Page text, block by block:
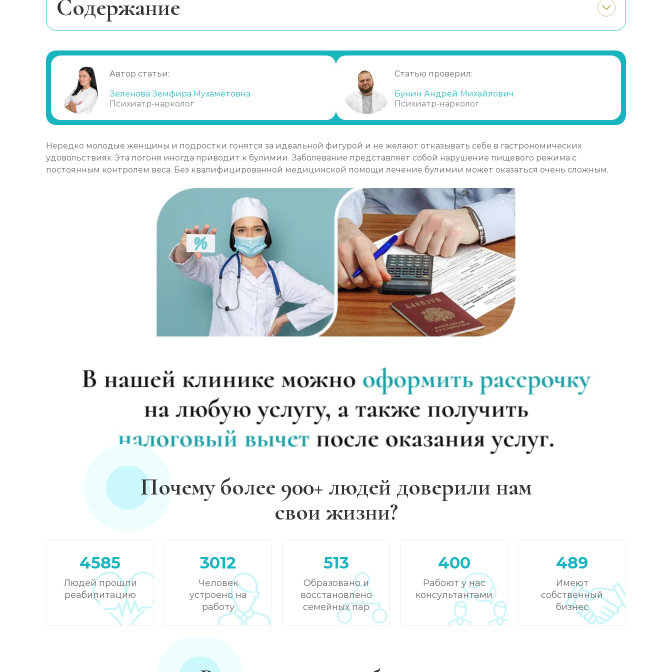
Cодержание
Методы лечения булимии
Способы лечения
Длительность лечения и восстановления
Автор статьи:
Зеленова Земфира Мухаметовна
Психиатр-нарколог
Статью проверил:
Бунин Андрей Михайлович
Психиатр-нарколог
Нередко молодые женщины и подростки гонятся за идеальной фигурой и не желают отказывать себе в гастрономических
удовольствиях. Эта погоня иногда приводит к булимии. Заболевание представляет собой нарушение пищевого режима с
постоянным контролем веса. Без квалифицированной медицинской помощи лечение булимии может оказаться очень сложным.
Почему более 900+ людей доверили нам
свои жизни?
4585
Людей прошли
реабилитацию
3012
Человек
устроено на
работу
513
Образовано и
восстановлено
семейных пар
400
Рабоют у нас
консультантами
489
Имеют
собственный
бизнес